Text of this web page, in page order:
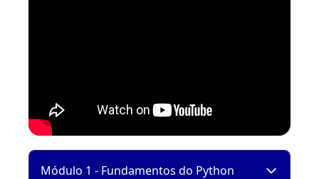
Módulo 1 - Fundamentos do Python